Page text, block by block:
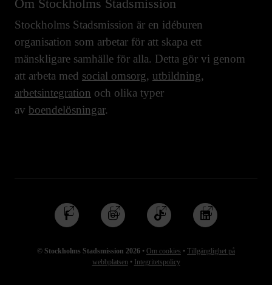
Om Stockholms Stadsmission
Stockholms Stadsmission är en idéburen
organisation som arbetar för att skapa ett
mänskligare samhälle för alla. Detta gör vi genom
att arbeta med social omsorg, utbildning,
arbetsintegration och olika typer
av boendelösningar.
© Stockholms Stadsmission 2026 • Om cookies • Tillgänglighet på
webbplatsen • Integritetspolicy
Följ
oss
Facebook
Följ
oss
Instagram
Följ
oss
TikTok
Följ
oss
Linkedin